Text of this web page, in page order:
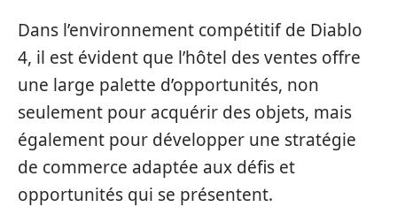
Dans l’environnement compétitif de Diablo
4, il est évident que l’hôtel des ventes offre
une large palette d’opportunités, non
seulement pour acquérir des objets, mais
également pour développer une stratégie
de commerce adaptée aux défis et
opportunités qui se présentent.